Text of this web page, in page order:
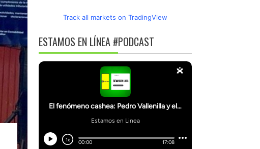
Track all markets on TradingView
ESTAMOS EN LÍNEA #PODCAST